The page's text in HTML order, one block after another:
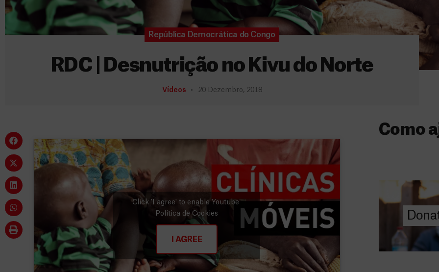
República Democrática do Congo
RDC | Desnutrição no Kivu do Norte
Vídeos 20 Dezembro, 2018
Click 'I agree' to enable Youtube
Política de Cookies
I AGREE
Como
ajuda-nos a
a quem mais
DOE
AGORA